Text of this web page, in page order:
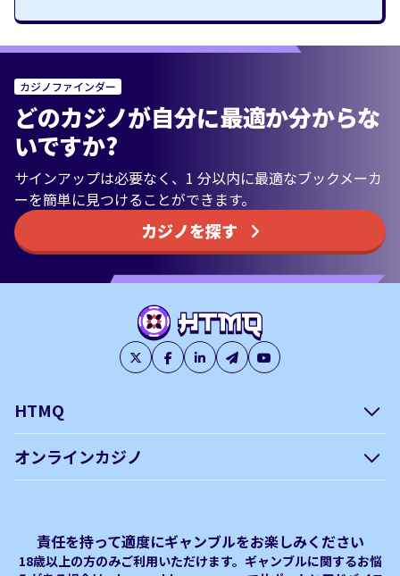
カジノファインダー
どのカジノが自分に最適か分からな
いですか?
サインアップは必要なく、1 分以内に最適なブックメーカ
ーを簡単に見つけることができます。
カジノを探す
HTMQ
オンラインカジノ
オンラインカジノ フリースピ
ン おすすめ
Plinko｜プリンコとは？
責任を持って適度にギャンブルをお楽しみください
18歳以上の方のみご利用いただけます。ギャンブルに関するお悩